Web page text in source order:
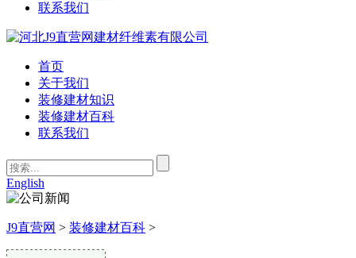
联系我们
首页
关于我们
装修建材知识
装修建材百科
联系我们
English
J9直营网 > 装修建材百科 >